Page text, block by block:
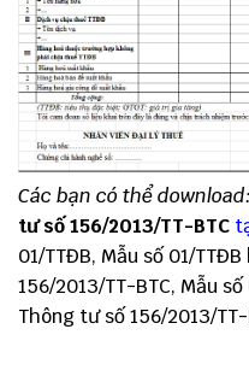
Các bạn có thể download:
tư số 156/2013/TT-BTC
01/TTĐB, Mẫu số 01/
156/2013/TT-BTC, Mẫu
Thông tư số 156/2013/TT-